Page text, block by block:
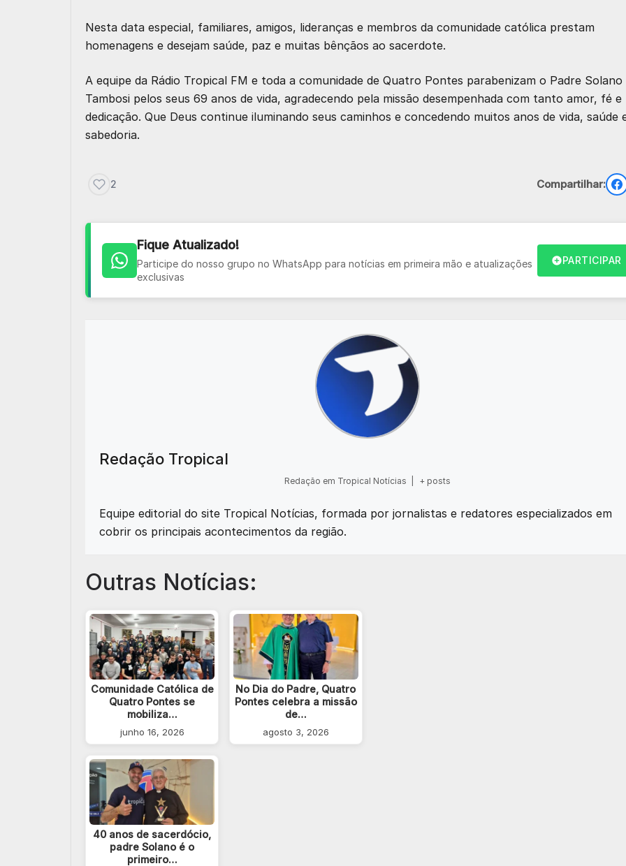
Nesta data especial, familiares, amigos, lideranças e membros da comunidade católica prestam
homenagens e desejam saúde, paz e muitas bênçãos ao sacerdote.
A equipe da Rádio Tropical FM e toda a comunidade de Quatro Pontes parabenizam o Padre Solano
Tambosi pelos seus 69 anos de vida, agradecendo pela missão desempenhada com tanto amor, fé e
dedicação. Que Deus continue iluminando seus caminhos e concedendo muitos anos de vida, saúde
sabedoria.
2 Compartilhar:
Fique Atualizado!
Participe do nosso grupo no WhatsApp para notícias em primeira mão e atualizações
exclusivas
PARTICIPAR
Redação Tropical
Redação em Tropical Notícias + posts
Equipe editorial do site Tropical Notícias, formada por jornalistas e redatores especializados em
cobrir os principais acontecimentos da região.
Outras Notícias:
Comunidade Católica de
Quatro Pontes se
mobiliza…
junho 16, 2026
40 anos de sacerdócio,
padre Solano é o
primeiro…
No Dia do Padre, Quatro
Pontes celebra a missão
de…
agosto 3, 2026